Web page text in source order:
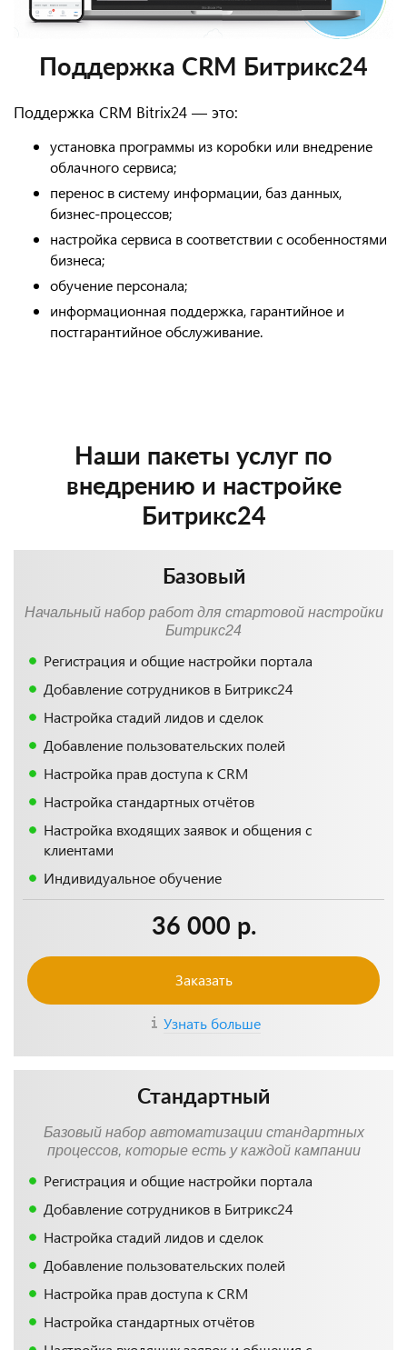
Поддержка CRM Битрикс24
Поддержка CRM Bitrix24 — это:
установка программы из коробки или внедрение
облачного сервиса;
перенос в систему информации, баз данных,
бизнес-процессов;
настройка сервиса в соответствии с особенностями
бизнеса;
обучение персонала;
информационная поддержка, гарантийное и
постгарантийное обслуживание.
Наши пакеты услуг по
внедрению и настройке
Битрикс24
Базовый
Начальный набор работ для стартовой настройки
Битрикс24
Регистрация и общие настройки портала
Добавление сотрудников в Битрикс24
Настройка стадий лидов и сделок
Добавление пользовательских полей
Настройка прав доступа к CRM
Настройка стандартных отчётов
Настройка входящих заявок и общения с
клиентами
Индивидуальное обучение
36 000 р.
Заказать
Узнать больше
Стандартный
Базовый набор автоматизации стандартных
процессов, которые есть у каждой кампании
Регистрация и общие настройки портала
Добавление сотрудников в Битрикс24
Настройка стадий лидов и сделок
Добавление пользовательских полей
Настройка прав доступа к CRM
Настройка стандартных отчётов